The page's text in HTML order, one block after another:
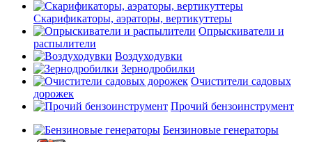
Скарификаторы, аэраторы, вертикуттеры
Опрыскиватели и
распылители
Воздуходувки
Зернодробилки
Очистители садовых
дорожек
Прочий бензоинструмент
Бензиновые генераторы